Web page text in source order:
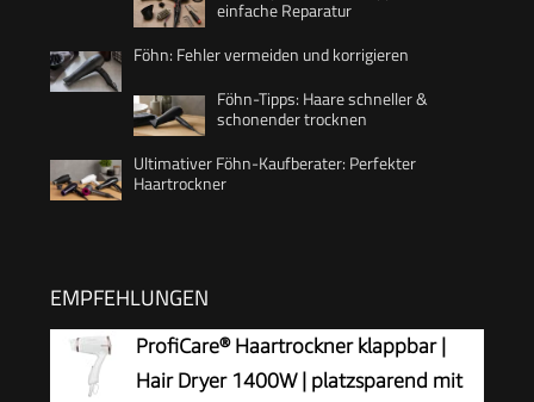
einfache Reparatur
Föhn: Fehler vermeiden und korrigieren
Föhn-Tipps: Haare schneller &
schonender trocknen
Ultimativer Föhn-Kaufberater: Perfekter
Haartrockner
EMPFEHLUNGEN
ProfiCare® Haartrockner klappbar |
Hair Dryer 1400W | platzsparend mit